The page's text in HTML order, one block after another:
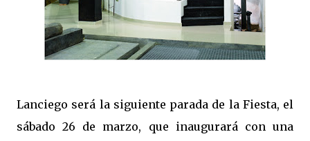
Lanciego será la siguiente parada de la Fiesta, el
sábado 26 de marzo, que inaugurará con una